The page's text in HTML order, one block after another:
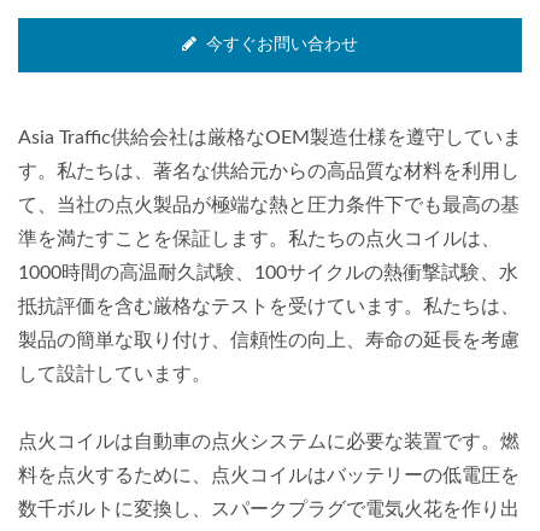
今すぐお問い合わせ
Asia Traffic供給会社は厳格なOEM製造仕様を遵守していま
す。私たちは、著名な供給元からの高品質な材料を利用し
て、当社の点火製品が極端な熱と圧力条件下でも最高の基
準を満たすことを保証します。私たちの点火コイルは、
1000時間の高温耐久試験、100サイクルの熱衝撃試験、水
抵抗評価を含む厳格なテストを受けています。私たちは、
製品の簡単な取り付け、信頼性の向上、寿命の延長を考慮
して設計しています。
点火コイルは自動車の点火システムに必要な装置です。燃
料を点火するために、点火コイルはバッテリーの低電圧を
数千ボルトに変換し、スパークプラグで電気火花を作り出